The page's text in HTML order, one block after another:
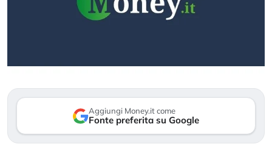
Aggiungi Money.it come
Fonte preferita su Google